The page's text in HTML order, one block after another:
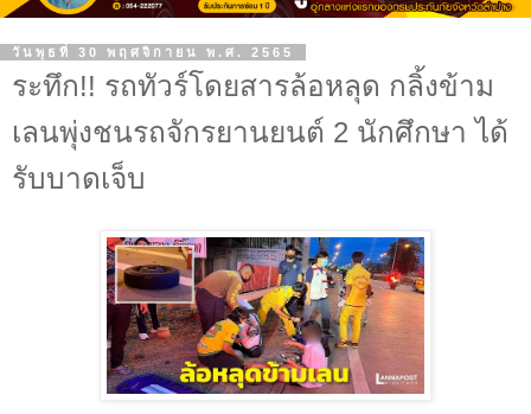
วันพุธที่ 30 พฤศจิกายน พ.ศ. 2565
ระทึก!! รถทัวร์โดยสารล้อหลุด กลิ้งข้าม
เลนพุ่งชนรถจักรยานยนต์ 2 นักศึกษา ได้
รับบาดเจ็บ